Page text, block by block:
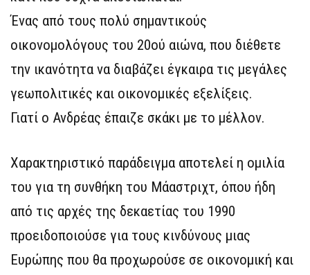
Ένας από τους πολύ σημαντικούς
οικονομολόγους του 20ού αιώνα, που διέθετε
την ικανότητα να διαβάζει έγκαιρα τις μεγάλες
γεωπολιτικές και οικονομικές εξελίξεις.
Γιατί ο Ανδρέας έπαιζε σκάκι με το μέλλον.
Χαρακτηριστικό παράδειγμα αποτελεί η ομιλία
του για τη συνθήκη του Μάαστριχτ, όπου ήδη
από τις αρχές της δεκαετίας του 1990
προειδοποιούσε για τους κινδύνους μιας
Ευρώπης που θα προχωρούσε σε οικονομική και